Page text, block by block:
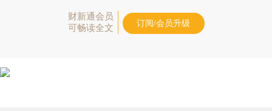
财新通会员
可畅读全文
订阅/会员升级